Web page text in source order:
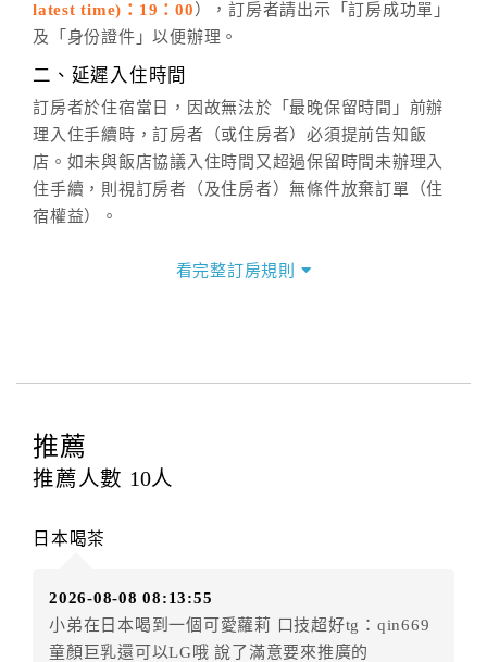
六、聯絡方式
(07)9682715 。
latest time)：19：00 ），訂房者請出示「訂房成功單」
及「身份證件」以便辦理。
二、延遲入住時間
訂房者於住宿當日，因故無法於「最晚保留時間」前辦
理入住手續時，訂房者（或住房者）必須提前告知飯
店。如未與飯店協議入住時間又超過保留時間未辦理入
住手續，則視訂房者（及住房者）無條件放棄訂單（住
宿權益）。
四、訂單異動
提出申辦不得異動訂單。
每筆訂單異動限定
辦理取消退款。
房者應補足差額。（限原訂飯店）
房者不得要求退其差額。（限原訂飯店）
五、保留住宿權益(保留住房)
看完整訂房規則
推薦
推薦人數 10人
日本喝茶
2026-08-08 08:13:55
小弟在日本喝到一個可愛蘿莉 口技超好tg：qin669
童顏巨乳還可以LG哦 說了滿意要來推廣的